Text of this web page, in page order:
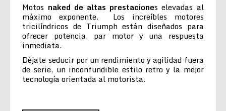
Motos naked de altas prestaciones elevadas al
máximo exponente. Los increíbles motores
tricilíndricos de Triumph están diseñados para
ofrecer potencia, par motor y una respuesta
inmediata.
Déjate seducir por un rendimiento y agilidad fuera
de serie, un inconfundible estilo retro y la mejor
tecnología orientada al motorista.